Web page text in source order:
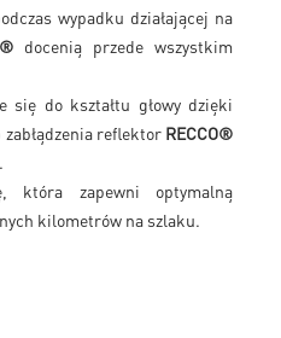
wypadku działającej na
docenią przede wszystkim
się do kształtu głowy dzięki
reflektor RECCO®
która zapewni optymalną
kilometrów na szlaku.